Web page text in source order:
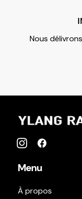
Nous
Menu
À propos